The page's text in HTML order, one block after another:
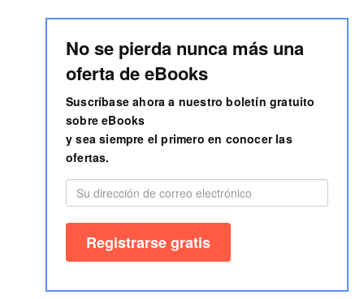
No se pierda nunca más una
oferta de eBooks
Suscríbase ahora a nuestro boletín gratuito
sobre eBooks
y sea siempre el primero en conocer las
ofertas.